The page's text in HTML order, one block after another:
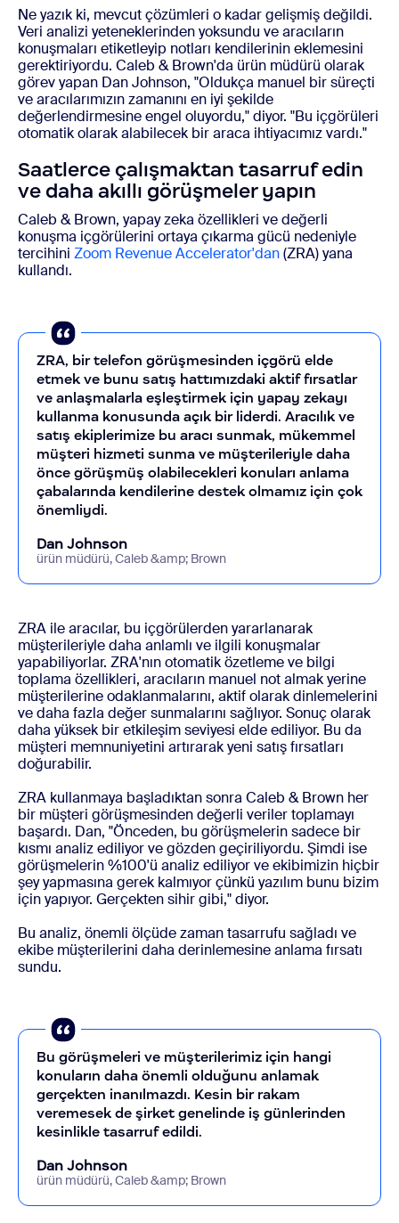
Ne yazık ki, mevcut çözümleri o kadar gelişmiş değildi.
Veri analizi yeteneklerinden yoksundu ve aracıların
konuşmaları etiketleyip notları kendilerinin eklemesini
gerektiriyordu. Caleb & Brown'da ürün müdürü olarak
görev yapan DanJohnson, "Oldukça manuel bir süreçti
ve aracılarımızın zamanını en iyi şekilde
değerlendirmesine engel oluyordu," diyor. "Bu içgörüleri
otomatik olarak alabilecek bir araca ihtiyacımız vardı."
Saatlerce çalışmaktan tasarruf edin
ve daha akıllı görüşmeler yapın
Caleb & Brown, yapay zeka özellikleri ve değerli
konuşma içgörülerini ortaya çıkarma gücü nedeniyle
tercihini Zoom Revenue Accelerator'dan(ZRA) yana
kullandı.
ZRA, bir telefon görüşmesinden içgörü elde
etmek ve bunu satış hattımızdaki aktif fırsatlar
ve anlaşmalarla eşleştirmek için yapay zekayı
kullanma konusunda açık bir liderdi. Aracılık ve
satış ekiplerimize bu aracı sunmak, mükemmel
müşteri hizmeti sunma ve müşterileriyle daha
önce görüşmüş olabilecekleri konuları anlama
çabalarında kendilerine destek olmamız için çok
önemliydi.
Dan Johnson
ürün müdürü, Caleb &amp; Brown
ZRA ile aracılar, bu içgörülerden yararlanarak
müşterileriyle daha anlamlı ve ilgili konuşmalar
yapabiliyorlar. ZRA'nın otomatik özetleme ve bilgi
toplama özellikleri, aracıların manuel not almak yerine
müşterilerine odaklanmalarını, aktif olarak dinlemelerini
ve daha fazla değer sunmalarını sağlıyor. Sonuç olarak
daha yüksek bir etkileşim seviyesi elde ediliyor. Bu da
müşteri memnuniyetini artırarak yeni satış fırsatları
doğurabilir.
ZRA kullanmaya başladıktan sonra Caleb & Brown her
bir müşteri görüşmesinden değerli veriler toplamayı
başardı. Dan, "Önceden, bu görüşmelerin sadece bir
kısmı analiz ediliyor ve gözden geçiriliyordu. Şimdi ise
görüşmelerin %100'ü analiz ediliyor ve ekibimizin hiçbir
şey yapmasına gerek kalmıyor çünkü yazılım bunu bizim
için yapıyor. Gerçekten sihir gibi," diyor.
Bu analiz, önemli ölçüde zaman tasarrufu sağladı ve
ekibe müşterilerini daha derinlemesine anlama fırsatı
sundu.
Bu görüşmeleri ve müşterilerimiz için hangi
konuların daha önemli olduğunu anlamak
gerçekten inanılmazdı. Kesin bir rakam
veremesek de şirket genelinde iş günlerinden
kesinlikle tasarruf edildi.
Dan Johnson
ürün müdürü, Caleb &amp; Brown